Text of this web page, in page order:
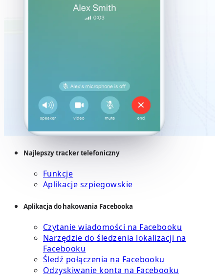
Najlepszy tracker telefoniczny
Funkcje
Aplikacje szpiegowskie
Aplikacja do hakowania Facebooka
Czytanie wiadomości na Facebooku
Narzędzie do śledzenia lokalizacji na
Facebooku
Śledź połączenia na Facebooku
Odzyskiwanie konta na Facebooku